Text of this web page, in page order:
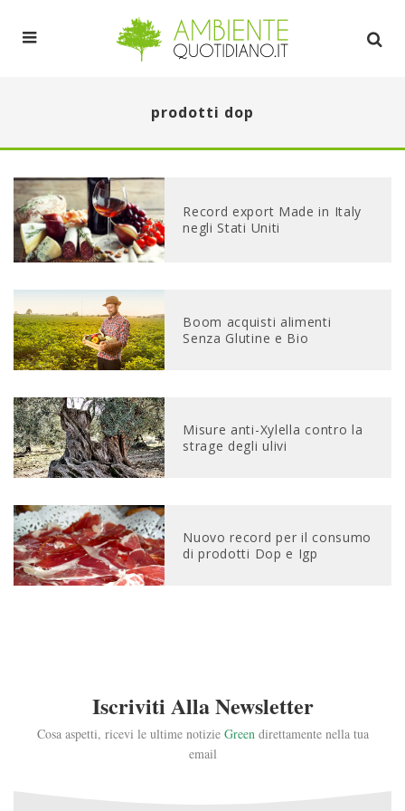
prodotti dop
Record export Made in Italy
negli Stati Uniti
Boom acquisti alimenti
Senza Glutine e Bio
Misure anti-Xylella contro la
strage degli ulivi
Nuovo record per il consumo
di prodotti Dop e Igp
Iscriviti Alla Newsletter
Cosa aspetti, ricevi le ultime notizie Greendirettamente nella tua
email